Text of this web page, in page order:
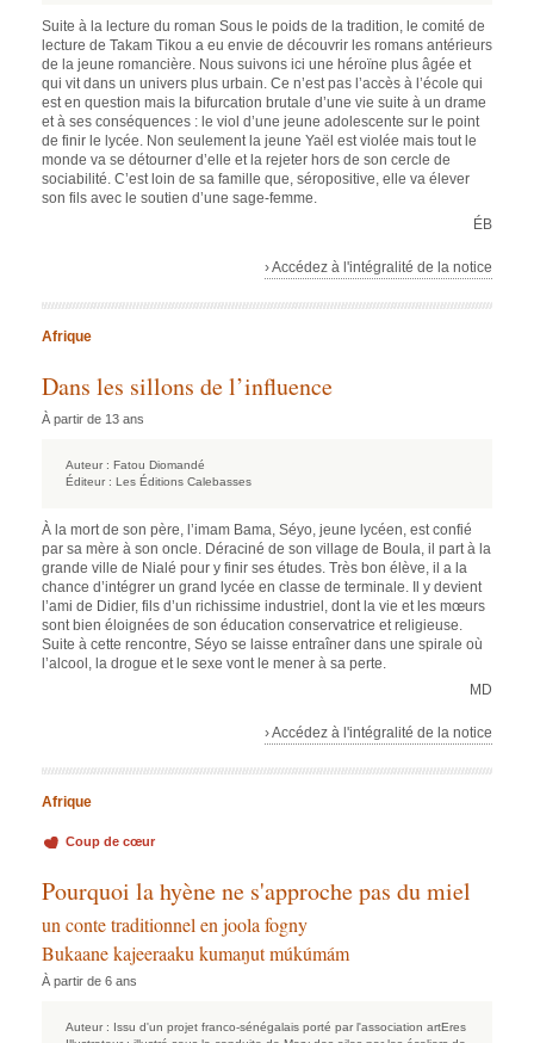
Suite à la lecture du roman Sous le poids de la tradition, le comité de
lecture de Takam Tikou a eu envie de découvrir les romans antérieurs
de la jeune romancière. Nous suivons ici une héroïne plus âgée et
qui vit dans un univers plus urbain. Ce n’est pas l’accès à l’école qui
est en question mais la bifurcation brutale d’une vie suite à un drame
et à ses conséquences : le viol d’une jeune adolescente sur le point
de finir le lycée. Non seulement la jeune Yaël est violée mais tout le
monde va se détourner d’elle et la rejeter hors de son cercle de
sociabilité. C’est loin de sa famille que, séropositive, elle va élever
son fils avec le soutien d’une sage-femme.
ÉB
› Accédez à l'intégralité de la notice
Afrique
Dans les sillons de l’influence
À partir de 13 ans
Auteur : Fatou Diomandé
Éditeur : Les Éditions Calebasses
À la mort de son père, l’imam Bama, Séyo, jeune lycéen, est confié
par sa mère à son oncle. Déraciné de son village de Boula, il part à la
grande ville de Nialé pour y finir ses études. Très bon élève, il a la
chance d’intégrer un grand lycée en classe de terminale. Il y devient
l’ami de Didier, fils d’un richissime industriel, dont la vie et les mœurs
sont bien éloignées de son éducation conservatrice et religieuse.
Suite à cette rencontre, Séyo se laisse entraîner dans une spirale où
l’alcool, la drogue et le sexe vont le mener à sa perte.
MD
› Accédez à l'intégralité de la notice
Afrique
Coup de cœur
Pourquoi la hyène ne s'approche pas du miel
un conte traditionnel en joola fogny
Bukaane kajeeraaku kumaŋut múkúmám
À partir de 6 ans
Auteur : Issu d'un projet franco-sénégalais porté par l'association artEres